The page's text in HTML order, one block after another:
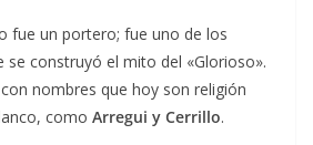
fue un portero; fue uno de los
se construyó el mito del «Glorioso».
nombres que hoy son religión
como Arregui y Cerrillo.